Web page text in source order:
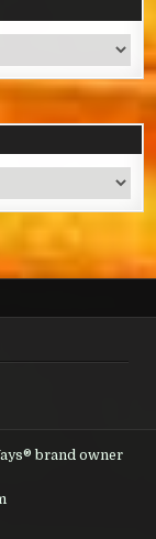
brand owner